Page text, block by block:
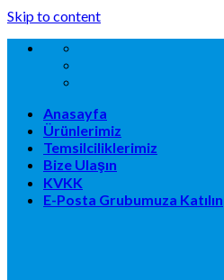
Skip to content
Anasayfa
Ürünlerimiz
Temsilciliklerimiz
Bize Ulaşın
KVKK
E-Posta Grubumuza Katılın